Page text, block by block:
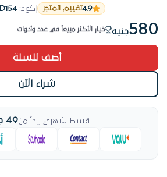
4.9تقييم المتجر كود:D154
580جنيه
اطلب بثقة
خيار الأكثر مبيعاً في عدد وأدوات
وصل حديثاً
المخزون: قطعة واحدة بس
أضف للسلة
شراء الآن
قسط شهري يبدأ من49 جنيه